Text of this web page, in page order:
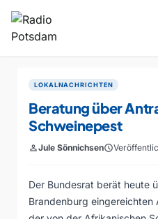
LOKALNACHRICHTEN
Beratung über
Schweinepest
personJule Sönnichsenschedule
Der Bundesrat berät heute
Brandenburg